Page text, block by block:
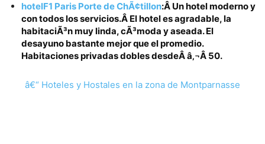
hotelF1 Paris Porte de ChÃ¢tillon:Â Un hotel moderno y
con todos los servicios.Â El hotel es agradable, la
habitaciÃ³n muy linda, cÃ³moda y aseada. El
desayuno bastante mejor que el promedio.
Habitaciones privadas dobles desdeÂ â‚¬Â 50.
â€“ Hoteles y Hostales en la zona de Montparnasse